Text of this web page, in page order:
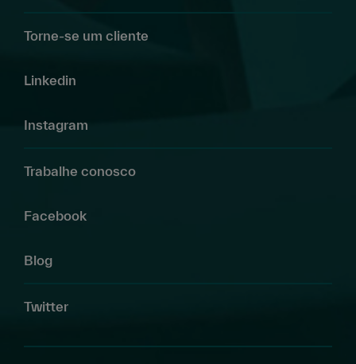
Torne-se um cliente
Linkedin
Instagram
Trabalhe conosco
Facebook
Blog
Twitter